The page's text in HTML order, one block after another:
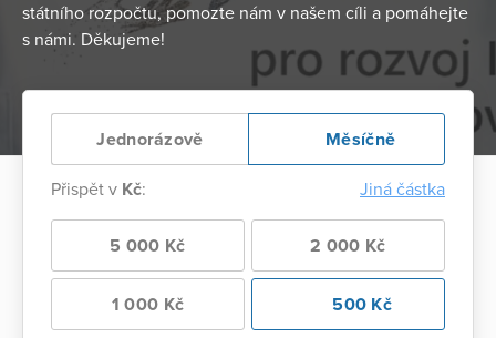
státního rozpočtu, pomozte nám v našem cíli a pomáhejte
s námi. Děkujeme!
Jednorázově Měsíčně
Přispět v Kč: Jiná částka
5 000 Kč 2 000 Kč
1 000 Kč 500 Kč